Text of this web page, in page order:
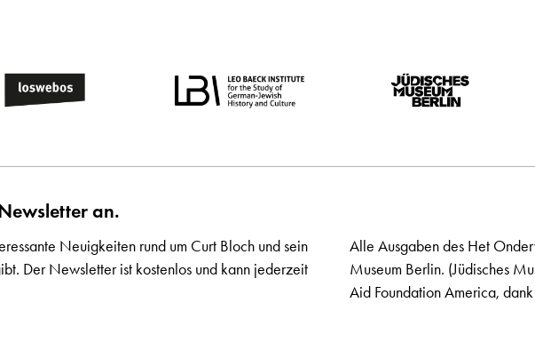
an.
Neuigkeiten rund um Curt Bloch und sein
Der Newsletter ist kostenlos und kann jederzeit
Alle Ausgaben des Het
Museum Berlin. (Jüdisches
Aid Foundation America,